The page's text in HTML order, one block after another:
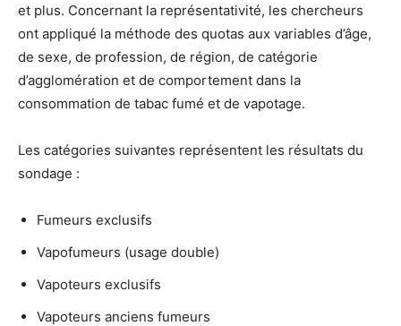
et plus. Concernant la représentativité, les chercheurs
ont appliqué la méthode des quotas aux variables d’âge,
de sexe, de profession, de région, de catégorie
d’agglomération et de comportement dans la
consommation de tabac fumé et de vapotage.
Les catégories suivantes représentent les résultats du
sondage :
Fumeurs exclusifs
Vapofumeurs (usage double)
Vapoteurs exclusifs
Vapoteurs anciens fumeurs